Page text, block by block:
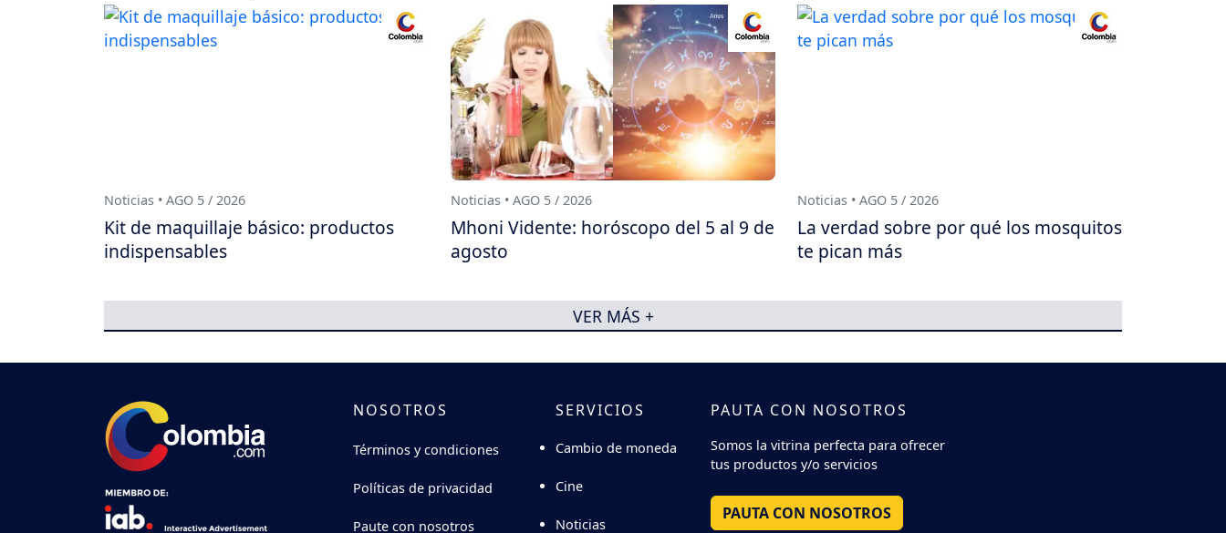
Noticias • AGO 5 / 2026
Kit de maquillaje básico: productos
indispensables
Noticias • AGO 5 / 2026
Mhoni Vidente: horóscopo del 5 al 9 de
agosto
Noticias • AGO 5 / 2026
La verdad sobre por qué los mosquitos
te pican más
VER MÁS +
NOSOTROS
Términos y condiciones
Políticas de privacidad
Paute con nosotros
SERVICIOS
Cambio de moneda
Cine
Noticias
PAUTA CON NOSOTROS
Somos la vitrina perfecta para ofrecer
tus productos y/o servicios
PAUTA CON NOSOTROS